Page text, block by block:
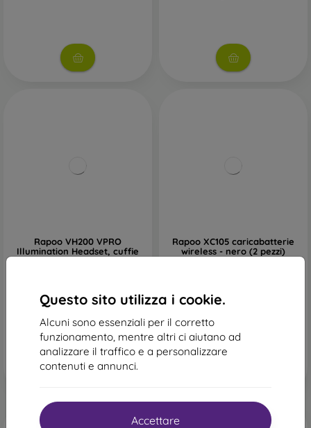
Questo sito utilizza i cookie.
Alcuni sono essenziali per il corretto
funzionamento, mentre altri ci aiutano ad
analizzare il traffico e a personalizzare
contenuti e annunci.
Accettare
Rapoo VH200 VPRO
Illumination Headset, cuffie
In magazzino 2 pz
Rapoo XC105 caricabatterie
wireless - nero (2 pezzi)